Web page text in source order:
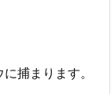
捕まります。